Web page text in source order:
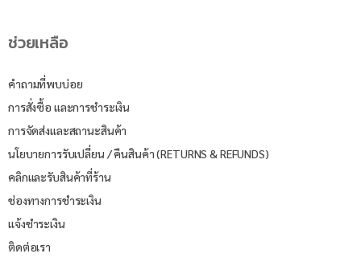
ช่วยเหลือ
คำถามที่พบบ่อย
การสั่งซื้อ และการชำระเงิน
การจัดส่งและสถานะสินค้า
นโยบายการรับเปลี่ยน / คืนสินค้า (RETURNS & REFUNDS)
คลิกและรับสินค้าที่ร้าน
ช่องทางการชำระเงิน
แจ้งชำระเงิน
ติดต่อเรา